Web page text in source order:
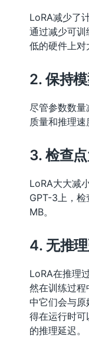
LoRA减少了
通过减少可
低的硬件上对
2. 保持
尽管参数数
质量和推理速
3. 检查
LoRA大大减
GPT-3上，
MB。
4. 无推
LoRA在推理
然在训练过
中它们会与
得在运行时
的推理延迟。